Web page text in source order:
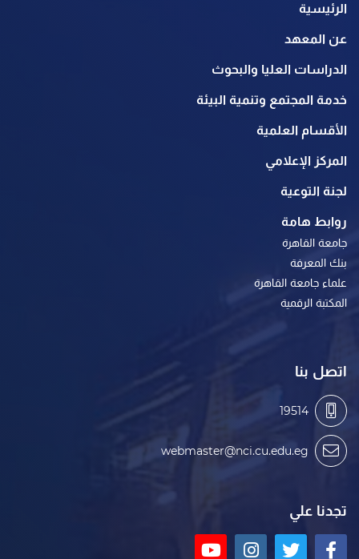
الرئيسية
عن المعهد
الدراسات العليا والبحوث
خدمة المجتمع وتنمية البيئة
الأقسام العلمية
المركز الإعلامي
لجنة التوعية
روابط هامة
جامعة القاهرة
بنك المعرفة
علماء جامعة القاهرة
المكتبة الرقمية
اتصل بنا
19514
webmaster@nci.cu.edu.eg
تجدنا علي